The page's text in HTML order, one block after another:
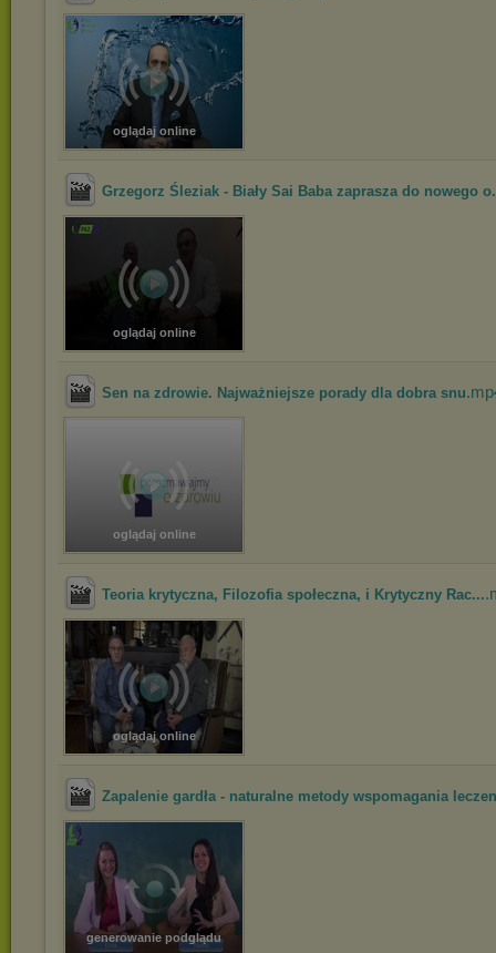
oglądaj online
Grzegorz Śleziak - Biały Sai Baba zaprasza do nowego
oglądaj online
Sen na zdrowie. Najważniejsze porady dla dobra snu
oglądaj online
Teoria krytyczna, Filozofia społeczna, i Krytyczny Rac...
oglądaj online
Zapalenie gardła - naturalne metody wspomagania
generowanie podglądu